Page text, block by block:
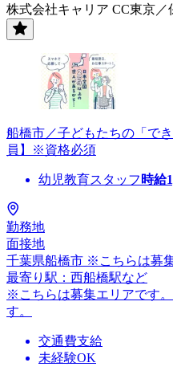
株式会社キャリア CC東京／
船橋市／子どもたちの「で
員】※資格必須
幼児教育スタッフ 時給
勤務地
面接地
千葉県船橋市 ※こちらは募
最寄り駅：西船橋駅など
※こちらは募集エリアです
す。
交通費支給
未経験OK